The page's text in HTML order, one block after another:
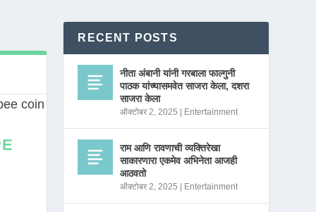
RECENT POSTS
नीता अंबानी यांनी गरबाला फाल्गुनी
पाठक यांच्यासमवेत साजरा केला, दशरा
साजरा केला
ऑक्टोबर 2, 2025 Entertainment
राम आणि रावणाची व्यक्तिरेखा
साकारणारा एकमेव अभिनेता आजही
आठवतो
ऑक्टोबर 2, 2025 Entertainment